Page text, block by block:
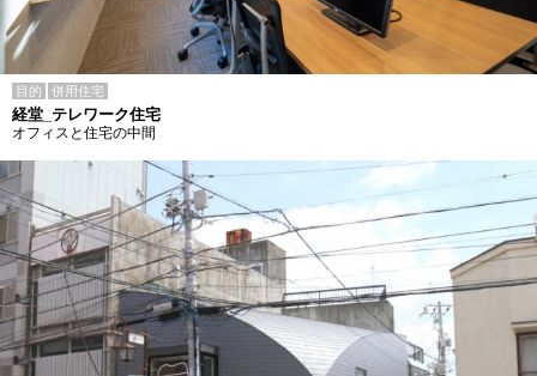
目的 併用住宅
経堂_テレワーク住宅
オフィスと住宅の中間